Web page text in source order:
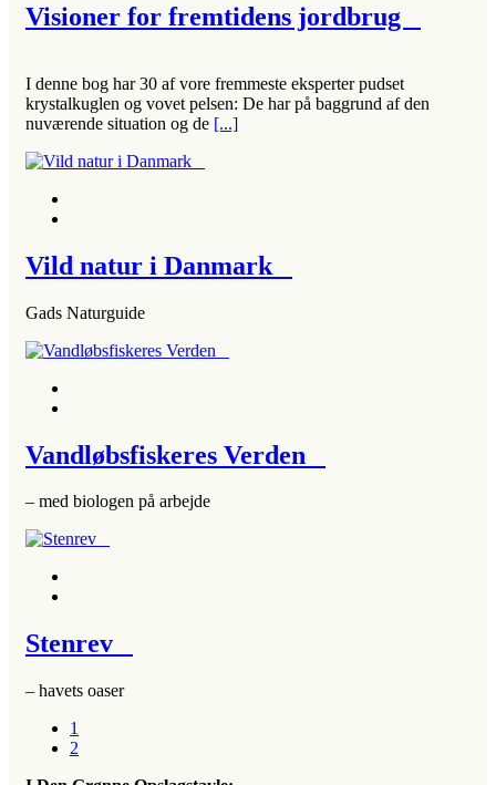
Visioner for fremtidens jordbrug
I denne bog har 30 af vore fremmeste eksperter pudset
krystalkuglen og vovet pelsen: De har på baggrund af den
nuværende situation og de [...]
Vild natur i Danmark
Gads Naturguide
Vandløbsfiskeres Verden
– med biologen på arbejde
Stenrev
– havets oaser
1
2